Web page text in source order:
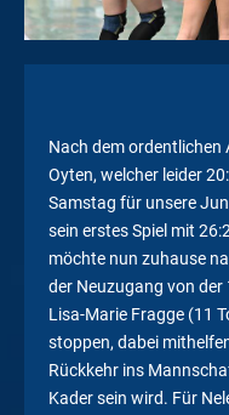
Nach dem
Oyten, welcher leider
Samstag für unsere
sein erstes Spiel mit
möchte nun zuhause
der Neuzugang von
Lisa-Marie Fragge (11
stoppen, dabei
Rückkehr ins
Kader sein wird. Für